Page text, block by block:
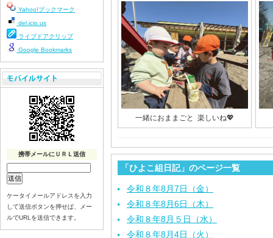
一緒におままごと 楽しいね💖
「ひよこ組日記」のページ一覧
令和８年8月7日（金）
令和８年8月6日（木）
令和８年8月５日（水）
令和８年8月4日（火）
Yahoo!ブックマーク
del.icio.us
ライブドアクリップ
Google Bookmarks
携帯メールにＵＲＬ送信
ケータイメールアドレスを入力
して送信ボタンを押せば、メー
ルでURLを送信できます。